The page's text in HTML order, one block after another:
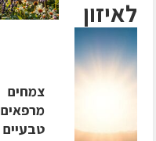
לאיזון
צמחים
מרפאים
טבעיים